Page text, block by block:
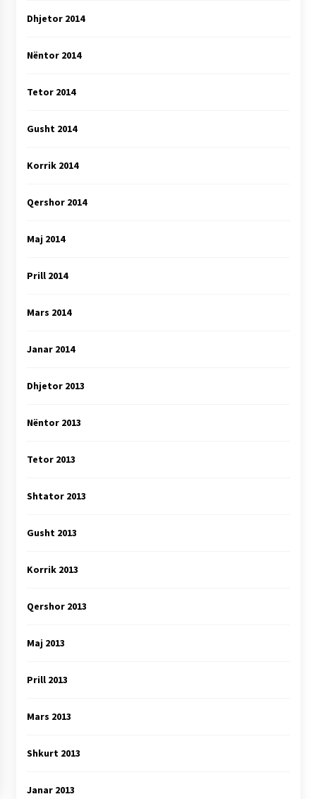
Dhjetor 2014
Nëntor 2014
Tetor 2014
Gusht 2014
Korrik 2014
Qershor 2014
Maj 2014
Prill 2014
Mars 2014
Janar 2014
Dhjetor 2013
Nëntor 2013
Tetor 2013
Shtator 2013
Gusht 2013
Korrik 2013
Qershor 2013
Maj 2013
Prill 2013
Mars 2013
Shkurt 2013
Janar 2013